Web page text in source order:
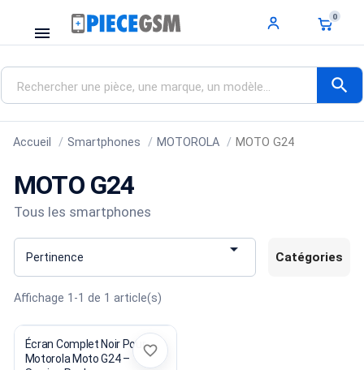
menu
0
search
Accueil Smartphones MOTOROLA MOTO G24
MOTO G24
Tous les smartphones
Pertinence  Catégories
Affichage 1-1 de 1 article(s)
Écran Complet Noir Pour
Motorola Moto G24 –
favorite_border